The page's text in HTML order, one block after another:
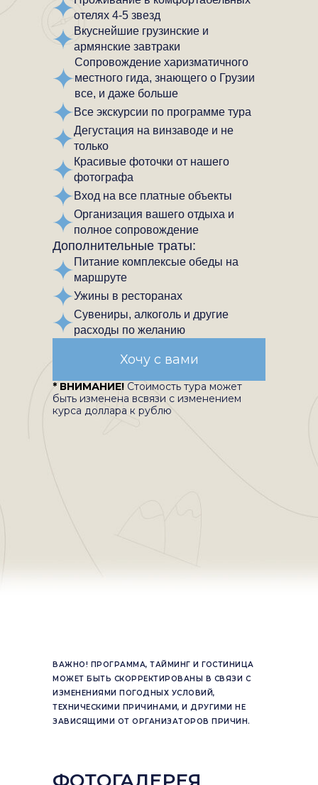
отелях 4-5 звезд
Вкуснейшие грузинские и
армянские завтраки
Сопровождение харизматичного
местного гида, знающего о Грузии
все, и даже больше
Все экскурсии по программе тура
Дегустация на винзаводе и не
только
Красивые фоточки от нашего
фотографа
Вход на все платные объекты
Организация вашего отдыха и
полное сопровождение
Дополнительные траты:
Питание комплексые обеды на
маршруте
Ужины в ресторанах
Сувениры, алкоголь и другие
расходы по желанию
Хочу с вами
* ВНИМАНИЕ! Стоимость тура может
быть изменена всвязи с изменением
курса доллара к рублю
ВАЖНО! ПРОГРАММА, ТАЙМИНГ И ГОСТИНИЦА
МОЖЕТ БЫТЬ СКОРРЕКТИРОВАНЫ В СВЯЗИ С
ИЗМЕНЕНИЯМИ ПОГОДНЫХ УСЛОВИЙ,
ТЕХНИЧЕСКИМИ ПРИЧИНАМИ, И ДРУГИМИ НЕ
ЗАВИСЯЩИМИ ОТ ОРГАНИЗАТОРОВ ПРИЧИН.